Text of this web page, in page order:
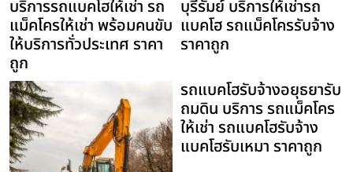
บริการรถแบคโฮให้เช่า รถ
แม็คโครให้เช่า พร้อมคนขับ
ให้บริการทั่วประเทศ ราคา
ถูก
บุรีรัมย์ บริการให้เช่ารถ
แบคโฮ รถแม็คโครรับจ้าง
ราคาถูก
รถแบคโฮรับจ้างอยุธยารับ
ถมดิน บริการ รถแม็คโคร
ให้เช่า รถแบคโฮรับจ้าง
แบคโฮรับเหมา ราคาถูก